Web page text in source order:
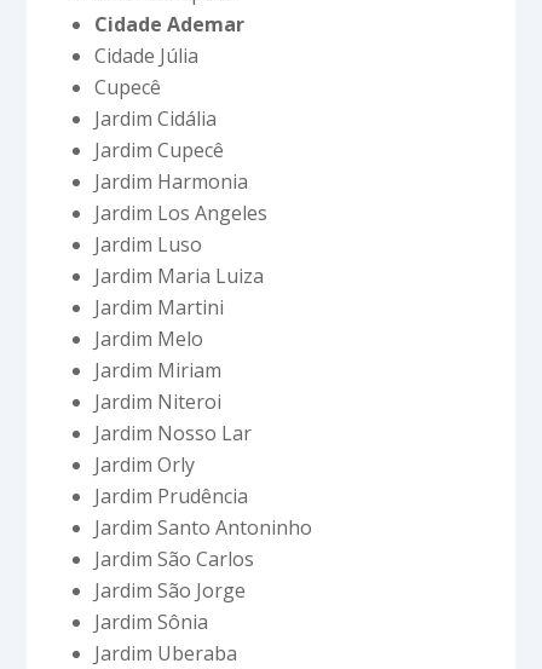
Cidade Ademar
Cidade Júlia
Cupecê
Jardim Cidália
Jardim Cupecê
Jardim Harmonia
Jardim Los Angeles
Jardim Luso
Jardim Maria Luiza
Jardim Martini
Jardim Melo
Jardim Miriam
Jardim Niteroi
Jardim Nosso Lar
Jardim Orly
Jardim Prudência
Jardim Santo Antoninho
Jardim São Carlos
Jardim São Jorge
Jardim Sônia
Jardim Uberaba